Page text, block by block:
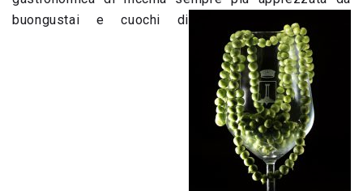
buongustai e cuochi di